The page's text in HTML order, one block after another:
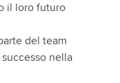
il loro futuro
del team
nella